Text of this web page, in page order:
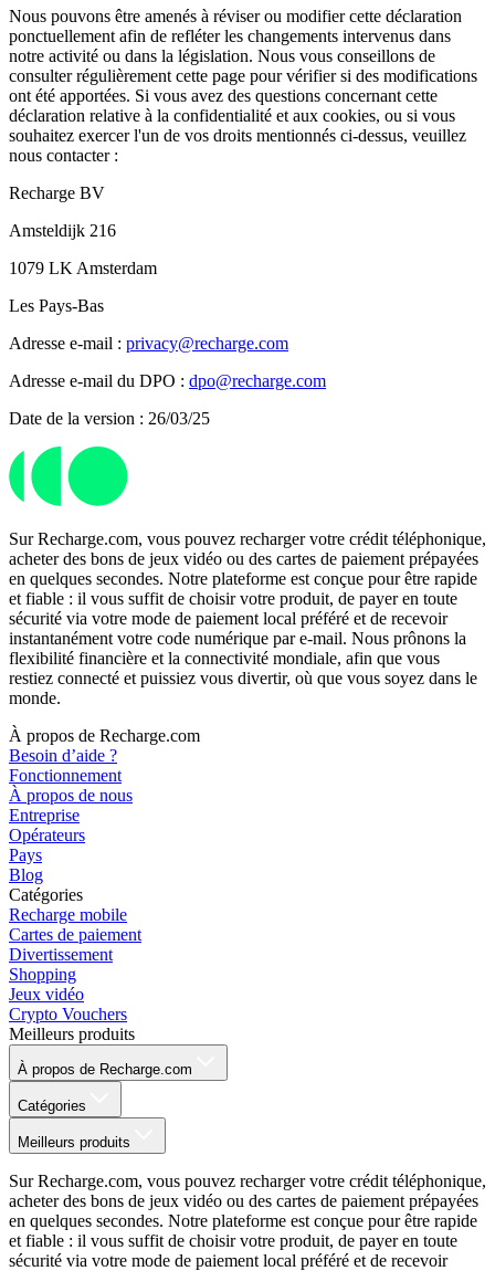
Nous pouvons être amenés à réviser ou modifier cette déclaration
ponctuellement afin de refléter les changements intervenus dans
notre activité ou dans la législation. Nous vous conseillons de
consulter régulièrement cette page pour vérifier si des modifications
ont été apportées. Si vous avez des questions concernant cette
déclaration relative à la confidentialité et aux cookies, ou si vous
souhaitez exercer l'un de vos droits mentionnés ci-dessus, veuillez
nous contacter :
Recharge BV
Amsteldijk 216
1079 LK Amsterdam
Les Pays-Bas
Adresse e-mail : privacy@recharge.com
Adresse e-mail du DPO : dpo@recharge.com
Date de la version : 26/03/25
Sur Recharge.com, vous pouvez recharger votre crédit téléphonique,
acheter des bons de jeux vidéo ou des cartes de paiement prépayées
en quelques secondes. Notre plateforme est conçue pour être rapide
et fiable : il vous suffit de choisir votre produit, de payer en toute
sécurité via votre mode de paiement local préféré et de recevoir
instantanément votre code numérique par e-mail. Nous prônons la
flexibilité financière et la connectivité mondiale, afin que vous
restiez connecté et puissiez vous divertir, où que vous soyez dans le
monde.
À propos de Recharge.com
Besoin d’aide ?
Fonctionnement
À propos de nous
Entreprise
Opérateurs
Pays
Blog
Catégories
Recharge mobile
Cartes de paiement
Divertissement
Shopping
Jeux vidéo
Crypto Vouchers
Meilleurs produits
À propos de Recharge.com
Catégories
Meilleurs produits
Sur Recharge.com, vous pouvez recharger votre crédit téléphonique,
acheter des bons de jeux vidéo ou des cartes de paiement prépayées
en quelques secondes. Notre plateforme est conçue pour être rapide
et fiable : il vous suffit de choisir votre produit, de payer en toute
sécurité via votre mode de paiement local préféré et de recevoir